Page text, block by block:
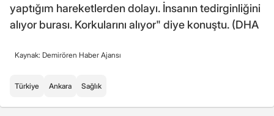
yaptığım hareketlerden dolayı. İnsanın tedirginliğini
alıyor burası. Korkularını alıyor" diye konuştu. (DHA
Kaynak: Demirören Haber Ajansı
Türkiye Ankara Sağlık